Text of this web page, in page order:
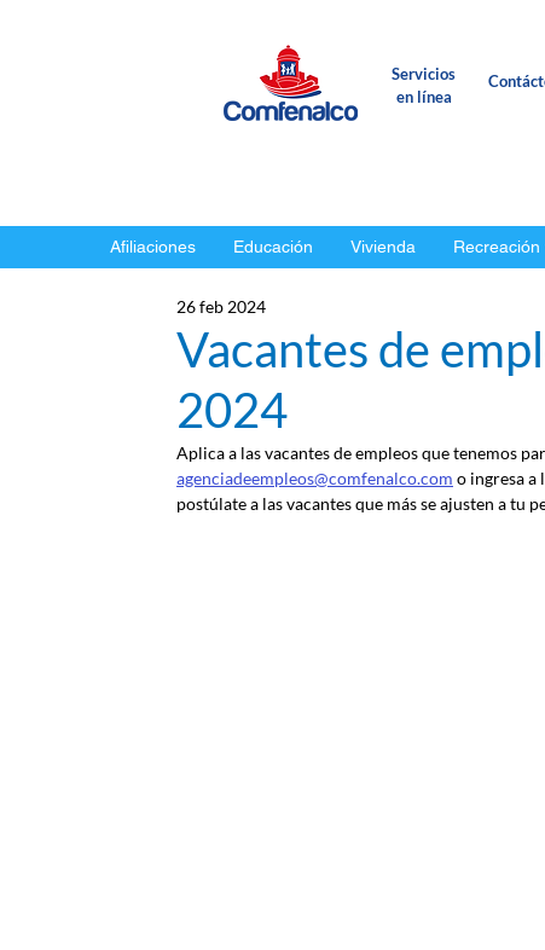
Servicios
en línea
Afiliaciones Educación Vivienda Recreación
Vacantes de
2024
26 feb 2024
Aplica a las vacantes de empleos que tenemos
agenciadeempleos@comfenalco.com o ingresa a
postúlate a las vacantes que más se ajusten a tu